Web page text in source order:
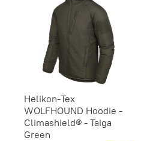
Helikon-Tex
WOLFHOUND Hoodie -
Climashield® - Taiga
Green